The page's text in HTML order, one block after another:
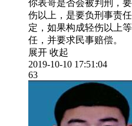
你表哥是否会被判刑，
伤以上，是要负刑事责
定，如果构成轻伤以上
任，并要求民事赔偿。
展开 收起
2019-10-10 17:51:04
63